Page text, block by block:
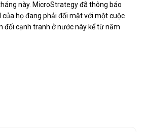
này. MicroStrategy đã thông báo
của họ đang phải đối mặt với một cuộc
đối cạnh tranh ở nước này kể từ năm